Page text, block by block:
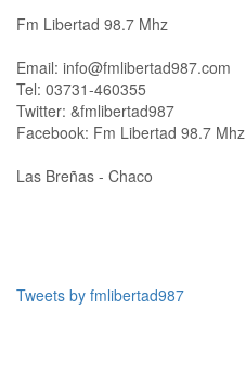
Fm Libertad 98.7 Mhz
Email: info@fmlibertad987.com
Tel: 03731-460355
Twitter: &fmlibertad987
Facebook: Fm Libertad 98.7 Mhz
Las Breñas - Chaco
Tweets by fmlibertad987